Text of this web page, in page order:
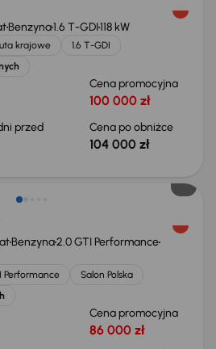
Benzyna1.6 T-GDI118 kW
krajowe
1.6 T-GDI
Cena promocyjna
100 000 zł
przed
Cena po obniżce
104 000 zł
Benzyna2.0 GTI Performance
Performance
Salon Polska
Cena promocyjna
86 000 zł